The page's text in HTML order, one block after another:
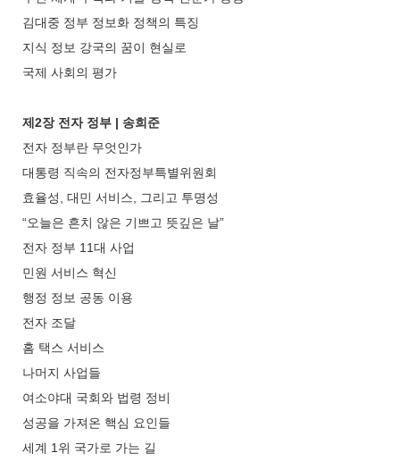
김대중 정부 정보화 정책의 특징
지식 정보 강국의 꿈이 현실로
국제 사회의 평가
제2장 전자 정부 | 송희준
전자 정부란 무엇인가
대통령 직속의 전자정부특별위원회
효율성, 대민 서비스, 그리고 투명성
“오늘은 흔치 않은 기쁘고 뜻깊은 날”
전자 정부 11대 사업
민원 서비스 혁신
행정 정보 공동 이용
전자 조달
홈 택스 서비스
나머지 사업들
여소야대 국회와 법령 정비
성공을 가져온 핵심 요인들
세계 1위 국가로 가는 길